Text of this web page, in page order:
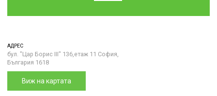
АДРЕС
бул. "Цар Борис III" 136,етаж 11 София,
България 1618
Виж на картата